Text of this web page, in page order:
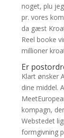
noget, plu
pr. vores
da gæst
Reel booke
millioner
Er
Klart ønsker
dine middel.
kompagn,
Webstedet
formgivning